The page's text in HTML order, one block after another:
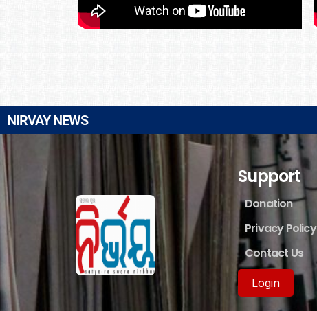
NIRVAY NEWS
Support
Donation
Privacy Policy
Contact Us
Login